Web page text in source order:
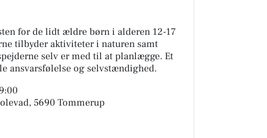
for de lidt ældre børn i alderen 12-17
tilbyder aktiviteter i naturen samt
selv er med til at planlægge. Et
ansvarsfølelse og selvstændighed.
5690 Tommerup